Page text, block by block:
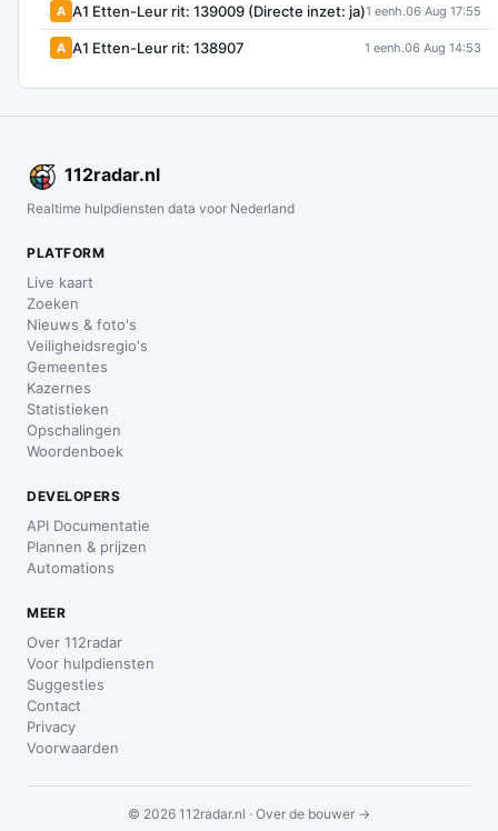
A A1 Etten-Leur rit: 139009 (Directe inzet: ja)1 eenh.06 Aug 17:55
A A1 Etten-Leur rit: 138907 1 eenh.06 Aug 14:53
112radar.nl
Realtime hulpdiensten data voor Nederland
PLATFORM
Live kaart
Zoeken
Nieuws & foto's
Veiligheidsregio's
Gemeentes
Kazernes
Statistieken
Opschalingen
Woordenboek
DEVELOPERS
API Documentatie
Plannen & prijzen
Automations
MEER
Over 112radar
Voor hulpdiensten
Suggesties
Contact
Privacy
Voorwaarden
© 2026 112radar.nl · Over de bouwer →